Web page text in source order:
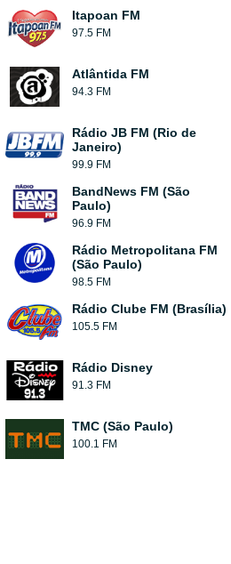
Itapoan FM
97.5 FM
Atlântida FM
94.3 FM
Rádio JB FM (Rio de
Janeiro)
99.9 FM
BandNews FM (São
Paulo)
96.9 FM
Rádio Metropolitana FM
(São Paulo)
98.5 FM
Rádio Clube FM (Brasília)
105.5 FM
Rádio Disney
91.3 FM
TMC (São Paulo)
100.1 FM